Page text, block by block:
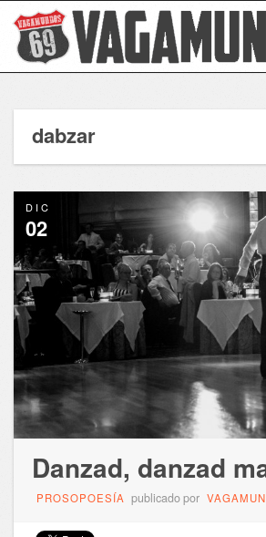
dabzar
DIC
02
Danzad, danzad
PROSOPOESÍA publicado por